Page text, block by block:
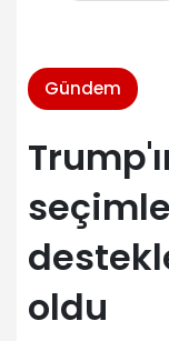
Gündem
oldu